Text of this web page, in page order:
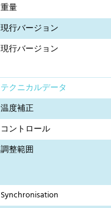
重量
現行バージョン
現行バージョン
テクニカルデータ
温度補正
コントロール
調整範囲
Synchronisation